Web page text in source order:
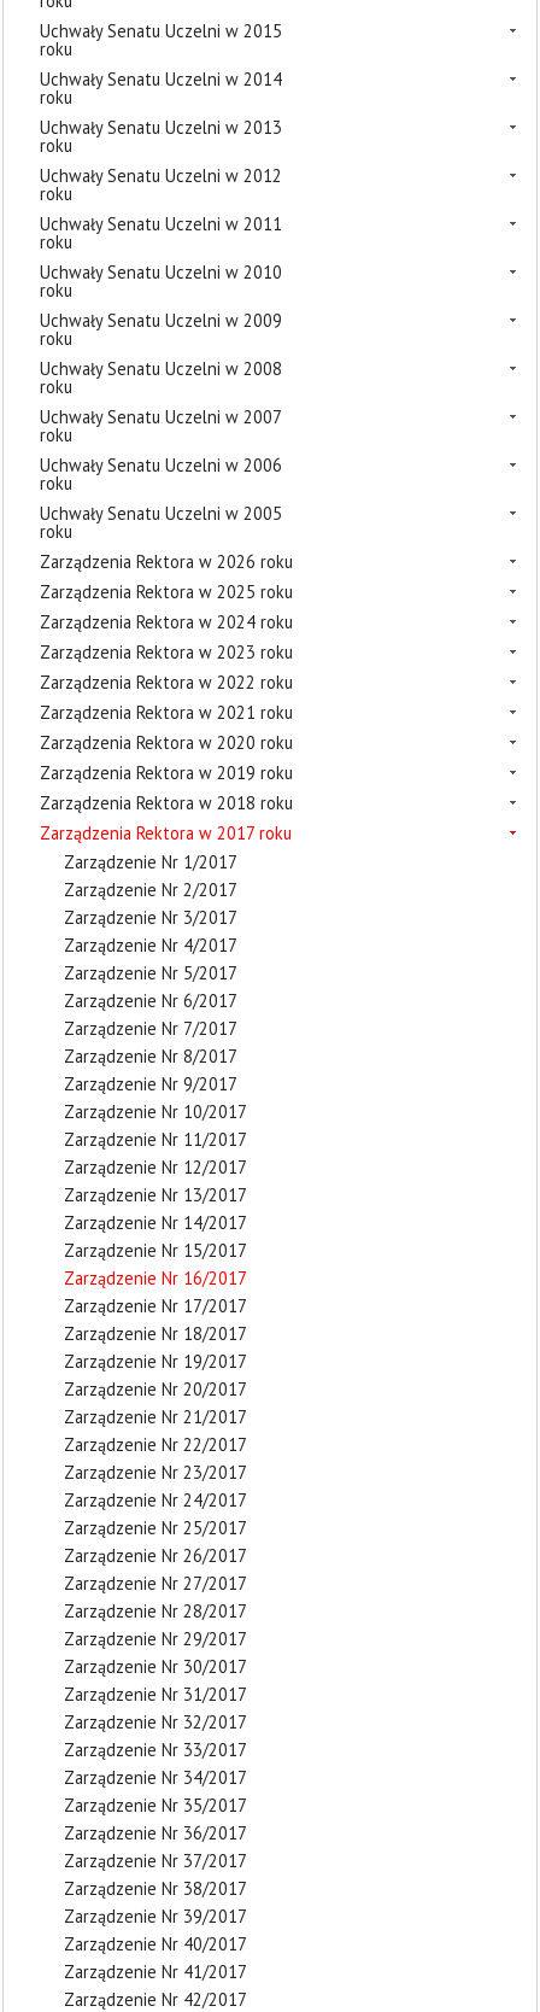
Uchwały Senatu Uczelni w 2015
roku
Uchwały Senatu Uczelni w 2014
roku
Uchwały Senatu Uczelni w 2013
roku
Uchwały Senatu Uczelni w 2012
roku
Uchwały Senatu Uczelni w 2011
roku
Uchwały Senatu Uczelni w 2010
roku
Uchwały Senatu Uczelni w 2009
roku
Uchwały Senatu Uczelni w 2008
roku
Uchwały Senatu Uczelni w 2007
roku
Uchwały Senatu Uczelni w 2006
roku
Uchwały Senatu Uczelni w 2005
roku
Zarządzenia Rektora w 2026 roku
Zarządzenia Rektora w 2025 roku
Zarządzenia Rektora w 2024 roku
Zarządzenia Rektora w 2023 roku
Zarządzenia Rektora w 2022 roku
Zarządzenia Rektora w 2021 roku
Zarządzenia Rektora w 2020 roku
Zarządzenia Rektora w 2019 roku
Zarządzenia Rektora w 2018 roku
Zarządzenia Rektora w 2017 roku
Zarządzenie Nr 1/2017
Zarządzenie Nr 2/2017
Zarządzenie Nr 3/2017
Zarządzenie Nr 4/2017
Zarządzenie Nr 5/2017
Zarządzenie Nr 6/2017
Zarządzenie Nr 7/2017
Zarządzenie Nr 8/2017
Zarządzenie Nr 9/2017
Zarządzenie Nr 10/2017
Zarządzenie Nr 11/2017
Zarządzenie Nr 12/2017
Zarządzenie Nr 13/2017
Zarządzenie Nr 14/2017
Zarządzenie Nr 15/2017
Zarządzenie Nr 16/2017
Zarządzenie Nr 17/2017
Zarządzenie Nr 18/2017
Zarządzenie Nr 19/2017
Zarządzenie Nr 20/2017
Zarządzenie Nr 21/2017
Zarządzenie Nr 22/2017
Zarządzenie Nr 23/2017
Zarządzenie Nr 24/2017
Zarządzenie Nr 25/2017
Zarządzenie Nr 26/2017
Zarządzenie Nr 27/2017
Zarządzenie Nr 28/2017
Zarządzenie Nr 29/2017
Zarządzenie Nr 30/2017
Zarządzenie Nr 31/2017
Zarządzenie Nr 32/2017
Zarządzenie Nr 33/2017
Zarządzenie Nr 34/2017
Zarządzenie Nr 35/2017
Zarządzenie Nr 36/2017
Zarządzenie Nr 37/2017
Zarządzenie Nr 38/2017
Zarządzenie Nr 39/2017
Zarządzenie Nr 40/2017
Zarządzenie Nr 41/2017
Zarządzenie Nr 42/2017